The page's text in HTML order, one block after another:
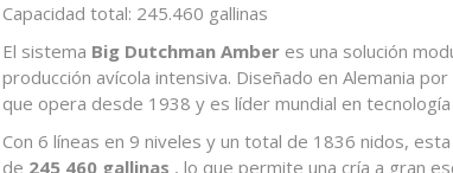
Capacidad total: 245.460 gallinas
El sistema Big Dutchman Amber es una solución
producción avícola intensiva. Diseñado en Alemania
que opera desde 1938 y es líder mundial en tecnología
Con 6 líneas en 9 niveles y un total de 1836 nidos,
de 245 460 gallinas , lo que permite una cría a gran